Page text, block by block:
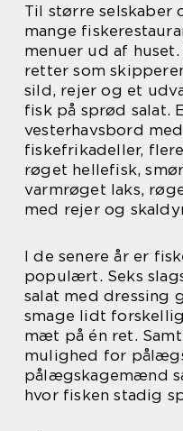
Til større
mange
menuer ud af
retter som
sild, rejer og et
fisk på sprød salat.
vesterhavsbord
fiskefrikadeller,
røget hellefisk,
varmrøget laks,
med rejer og
I de senere år er
populært. Seks
salat med dressing
smage lidt
mæt på én ret.
mulighed for
pålægskagemænd
hvor fisken stadig